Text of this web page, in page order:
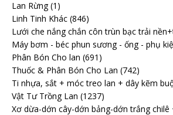
Lan Rừng (1)
Linh Tinh Khác (846)
Lưới che nắng chắn côn trùn bạc trải
Máy bơm - béc phun sương - ống - phụ
Phân Bón Cho lan (691)
Thuốc & Phân Bón Cho Lan (742)
Ti nhựa, sắt + móc treo lan + dây kẽm
Vật Tư Trồng Lan (1237)
Xơ dừa-dớn cây-dớn bảng-dớn trắng chilê